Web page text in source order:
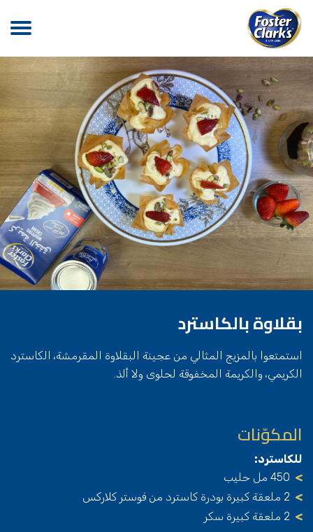
بقلاوة بالكاسترد
استمتعوا بالمزيج المثالي من عجينة البقلاوة المقرمشة، الكاسترد
الكريمي، والكريمة المخفوقة لحلوى ولا ألذ.
المكوّنات
للكاسترد:
450 مل حليب
2 ملعقة كبيرة بودرة كاسترد من فوستر كلاركس
2 ملعقة كبيرة سكر